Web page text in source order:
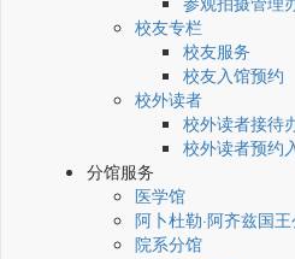
校友专栏
校友服务
校友入馆预约
校外读者
校外读者接待
校外读者预约
分馆服务
医学馆
阿卜杜勒·阿齐兹国
院系分馆